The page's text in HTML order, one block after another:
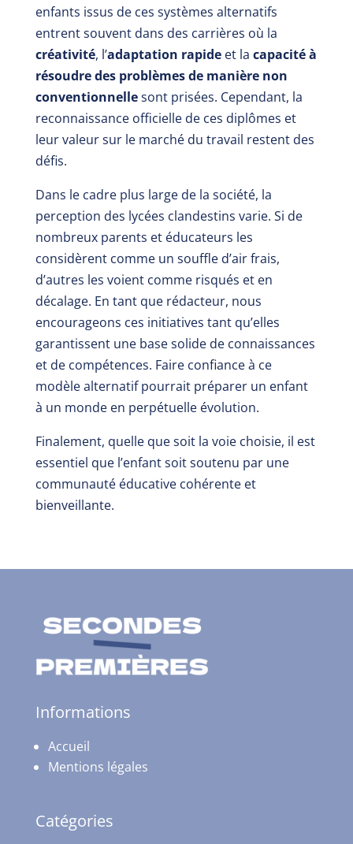
enfants issus de ces systèmes alternatifs
entrent souvent dans des carrières où la
créativité, l’adaptation rapideet la capacité à
résoudre des problèmes de manière non
conventionnellesont prisées. Cependant, la
reconnaissance officielle de ces diplômes et
leur valeur sur le marché du travail restent des
défis.
Dans le cadre plus large de la société, la
perception des lycées clandestins varie. Si de
nombreux parents et éducateurs les
considèrent comme un souffle d’air frais,
d’autres les voient comme risqués et en
décalage. En tant que rédacteur, nous
encourageons ces initiatives tant qu’elles
garantissent une base solide de connaissances
et de compétences. Faire confiance à ce
modèle alternatif pourrait préparer un enfant
à un monde en perpétuelle évolution.
Finalement, quelle que soit la voie choisie, il est
essentiel que l’enfant soit soutenu par une
communauté éducative cohérente et
bienveillante.
Informations
Accueil
Mentions légales
Catégories